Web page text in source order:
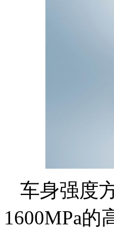
车身强度
1600MPa的